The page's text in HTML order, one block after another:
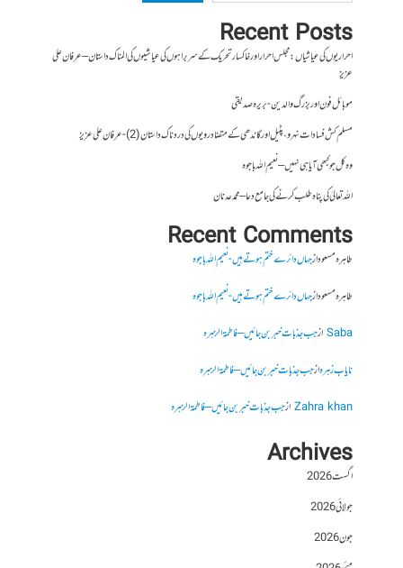
Recent Posts
احراریوں کی عیاشیاں : مجلس احرار اور خاکسار تحریک کے سربراہوں کی عیاشیوں کی المناک داستان – عرفان علی
عزیز
موبائل فون اور بزرگ والدین- بریرہ صدیقی
مسلم کش فسادات نہرو، پٹیل اور گاندھی کے متضاد رویوں کی درد ناک داستان (2)- عرفان علی عزیز
وہ کل جو کبھی آیا ہی نہیں – نعیم اللہ باجوہ
اللہ تعالیٰ کی پناہ طلب کرنے کی جامع دعا – محمد عدنان
Recent Comments
طاہرہ مسعودازجہاں دائرے ختم ہوتے ہیں- نعیم اللہ باجوہ
طاہرہ مسعودازجہاں دائرے ختم ہوتے ہیں- نعیم اللہ باجوہ
Sabaازجب جذبات خبر بن جائیں – فاطمۃالزہرہ
نایاب زہرہازجب جذبات خبر بن جائیں – فاطمۃالزہرہ
Zahra khanازجب جذبات خبر بن جائیں – فاطمۃالزہرہ
Archives
اگست 2026
جولائی 2026
جون 2026